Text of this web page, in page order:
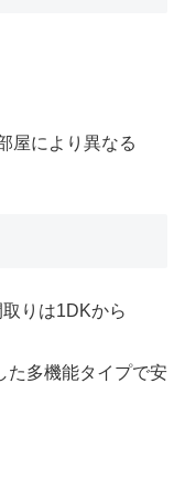
により異なる
りは1DKから
た多機能タイプで安